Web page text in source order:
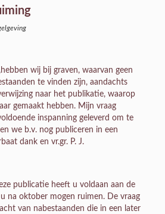
wij bij graven, waarvan geen
te vinden zijn, aandachts
naar het publikatie, waarop
gemaakt hebben. Mijn vraag
inspanning geleverd om te
we b.v. nog publiceren in een
dank en vr.gr. P. J.
publicatie heeft u voldaan aan de
na oktober mogen ruimen. De vraag
van nabestaanden die in een later